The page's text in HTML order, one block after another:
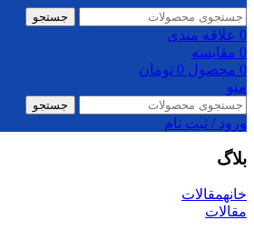
جستجو
0 علاقه مندی
0 مقایسه
0 محصول 0 تومان
منو
جستجو
ورود / ثبت نام
بلاگ
خانهمقالات
مقالات